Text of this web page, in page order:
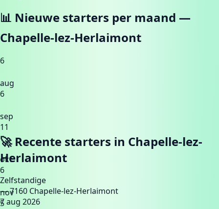
📊 Nieuwe starters per maand —
Chapelle-lez-Herlaimont
6
aug
6
sep
11
okt
6
nov
5
🚀 Recente starters in Chapelle-lez-
Herlaimont
Zelfstandige
— 7160 Chapelle-lez-Herlaimont
7 aug 2026